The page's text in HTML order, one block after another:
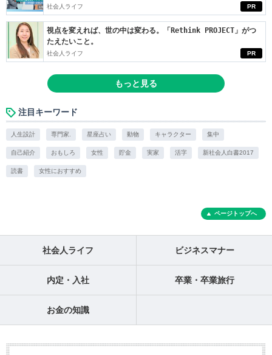
PR
社会人ライフ
PR
視点を変えれば、世の中は変わる。「Rethink PROJECT」がつ
たえたいこと。
社会人ライフ
もっと見る
注目キーワード
人生設計 専門家. 星座占い 動物 キャラクター 集中
自己紹介 おもしろ 女性 貯金 実家 活字 新社会人白書2017
読書 女性におすすめ
ページトップへ
社会人ライフ ビジネスマナー
内定・入社 卒業・卒業旅行
お金の知識